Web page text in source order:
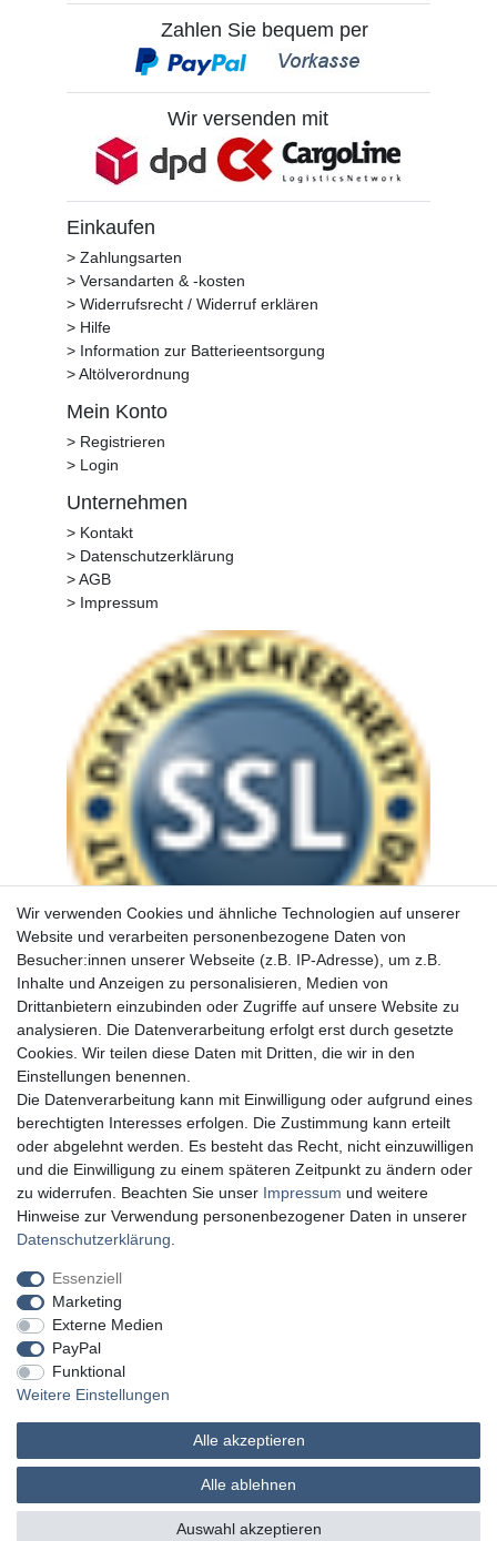
Zahlen Sie bequem per
Wir versenden mit
Einkaufen
> Zahlungsarten
> Versandarten & -kosten
> Widerrufsrecht / Widerruf erklären
> Hilfe
> Information zur Batterieentsorgung
> Altölverordnung
Mein Konto
> Registrieren
> Login
Unternehmen
> Kontakt
> Datenschutzerklärung
> AGB
> Impressum
MATHES Werkzeuge und Maschinen
Wir verwenden Cookies und ähnliche Technologien auf unserer
Website und verarbeiten personenbezogene Daten von
Besucher:innen unserer Webseite (z.B. IP-Adresse), um z.B.
Inhalte und Anzeigen zu personalisieren, Medien von
Drittanbietern einzubinden oder Zugriffe auf unsere Website zu
analysieren. Die Datenverarbeitung erfolgt erst durch gesetzte
Cookies. Wir teilen diese Daten mit Dritten, die wir in den
Einstellungen benennen.
Die Datenverarbeitung kann mit Einwilligung oder aufgrund eines
berechtigten Interesses erfolgen. Die Zustimmung kann erteilt
oder abgelehnt werden. Es besteht das Recht, nicht einzuwilligen
und die Einwilligung zu einem späteren Zeitpunkt zu ändern oder
zu widerrufen. Beachten Sie unser Impressum und weitere
Hinweise zur Verwendung personenbezogener Daten in unserer
Daten­schutz­erklärung
Essenziell
Marketing
Externe Medien
PayPal
Funktional
Weitere Einstellungen
Alle akzeptieren
Alle ablehnen
Auswahl akzeptieren